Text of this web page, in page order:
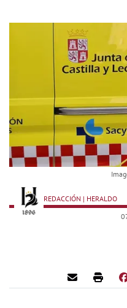
REDACCIÓN | HERALDO